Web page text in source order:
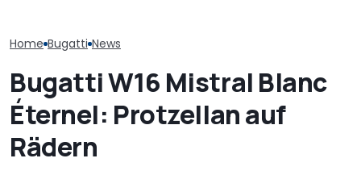
Home Bugatti News
Bugatti W16 Mistral Blanc
Éternel: Protzellan auf
Rädern